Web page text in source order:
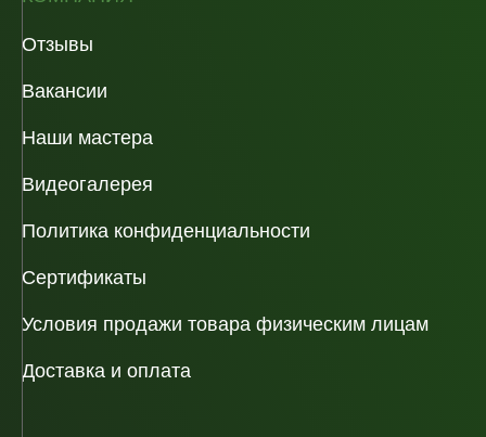
Отзывы
Вакансии
Наши мастера
Видеогалерея
Политика конфиденциальности
Сертификаты
Условия продажи товара физическим лицам
Доставка и оплата